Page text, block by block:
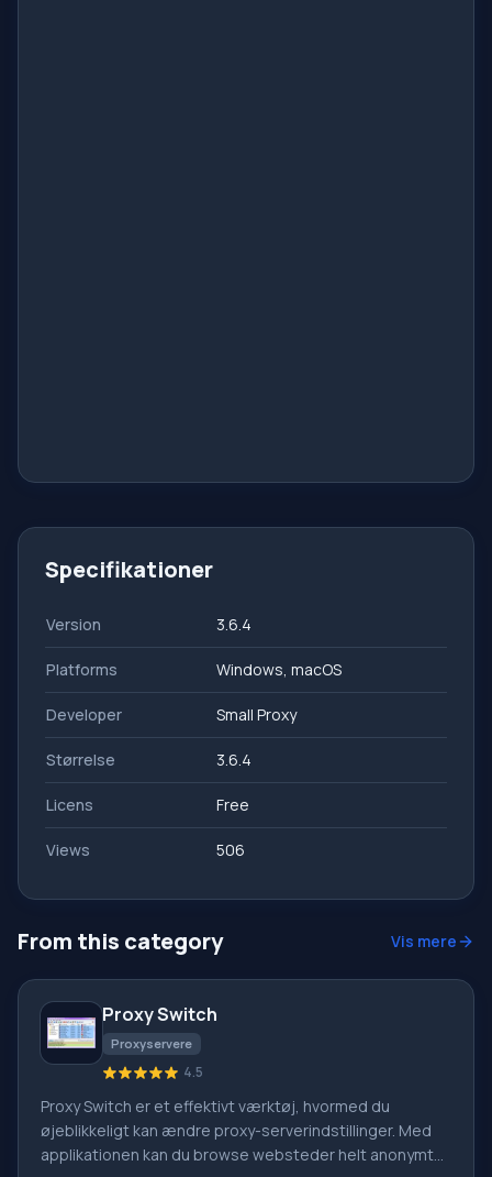
Specifikationer
Version 3.6.4
Platforms Windows, macOS
Developer Small Proxy
Størrelse 3.6.4
Licens Free
Views 506
From this category Vis mere
Proxy Switch
Proxyservere
4.5
Proxy Switch er et effektivt værktøj, hvormed du
øjeblikkeligt kan ændre proxy-serverindstillinger. Med
applikationen kan du browse websteder helt anonymt